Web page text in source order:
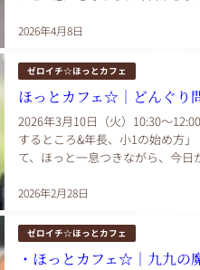
2026年4月8日
ゼロイチ☆ほっとカフェ
ほっとカフェ☆｜どんぐり
2026年2月28日
2026年3月10日（火）10:30〜
するところ&年長、小1の始め方
て、ほっと一息つきながら、今
ゼロイチ☆ほっとカフェ
・ほっとカフェ☆｜九九の